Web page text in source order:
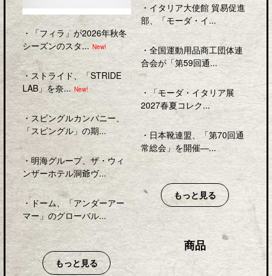
・ 「フィラ」が2026年秋冬
シーズンのスタ... New!
・ ストライド、「STRIDE
LAB」を奈... New!
・スピングルカンパニー、
「スピングル」の期...
・ 明海グループ、ザ・ウィ
ンザーホテル洞爺ヴ...
・ドーム、「アンダーアー
マー」のグローバル...
もっと見る
・ イタリア大使館 貿易促進
部、「モーダ・イ...
・ 全国運動用品商工団体連
合会が「第59回通...
・ 「モーダ・イタリア展
2027春夏コレク...
・ 日本靴連盟、「第70回通
常総会」を開催―...
もっと見る
商品